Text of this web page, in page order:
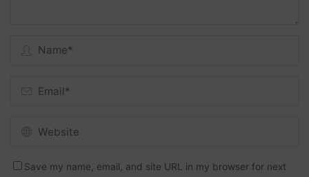
Save my name, email, and site URL in my browser for next